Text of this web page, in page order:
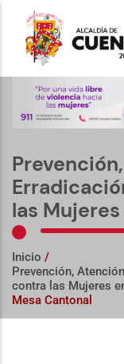
contenido
principal
las
Inicio /
Prevención,
contra las Mujeres
Mesa Cantonal